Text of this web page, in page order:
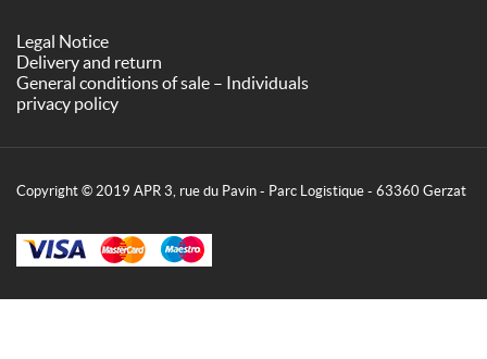
Legal Notice
Delivery and return
General conditions of sale – Individuals
privacy policy
Copyright © 2019 APR 3, rue du Pavin - Parc Logistique - 63360 Gerzat